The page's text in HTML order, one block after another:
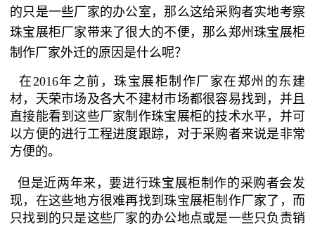
的只是一些厂家的办公室，那么这给采购者实地考察
珠宝展柜厂家带来了很大的不便，那么郑州珠宝展柜
制作厂家外迁的原因是什么呢？
在2016年之前，珠宝展柜制作厂家在郑州的东建
材，天荣市场及各大不建材市场都很容易找到，并且
直接能看到这些厂家制作珠宝展柜的技术水平，并可
以方便的进行工程进度跟踪，对于采购者来说是非常
方便的。
但是近两年来，要进行珠宝展柜制作的采购者会发
现，在这些地方很难再找到珠宝展柜制作厂家了，而
只找到的只是这些厂家的办公地点或是一些只负责销